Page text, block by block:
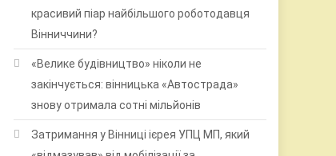
красивий піар найбільшого роботодавця
Вінниччини?
«Велике будівництво» ніколи не
закінчується: вінницька «Автострада»
знову отримала сотні мільйонів
Затримання у Вінниці ієрея УПЦ МП, який